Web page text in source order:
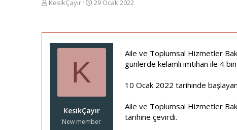
K
KesikÇayır
B
n
i
h
29 Ocak 2022
K
KesikÇayır
New member
Aile ve Toplumsal Hizmetler
günlerde kelamlı imtihan ile 4 bin
10 Ocak 2022 tarihinde
Aile ve Toplumsal Hizmetler
tarihine çevirdi.